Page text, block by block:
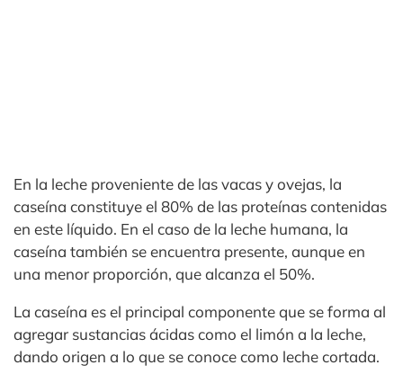
En la leche proveniente de las vacas y ovejas, la
caseína constituye el 80% de las proteínas contenidas
en este líquido. En el caso de la leche humana, la
caseína también se encuentra presente, aunque en
una menor proporción, que alcanza el 50%.
La caseína es el principal componente que se forma al
agregar sustancias ácidas como el limón a la leche,
dando origen a lo que se conoce como leche cortada.